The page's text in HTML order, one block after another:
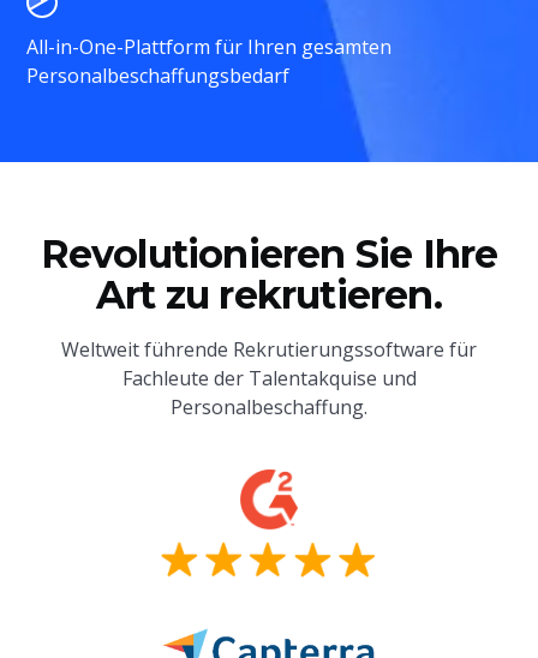
All-in-One-Plattform für Ihren gesamten
Personalbeschaffungsbedarf
Revolutionieren Sie Ihre
Art zu rekrutieren.
Weltweit führende Rekrutierungssoftware für
Fachleute der Talentakquise und
Personalbeschaffung.